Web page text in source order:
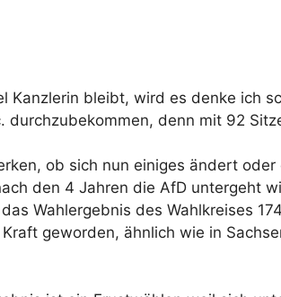
Kanzlerin bleibt, wird es denke ich
durchzubekommen, denn mit 92
ob sich nun einiges ändert
den 4 Jahren die AfD untergeht
Wahlergebnis des Wahlkreises
geworden, ähnlich wie in